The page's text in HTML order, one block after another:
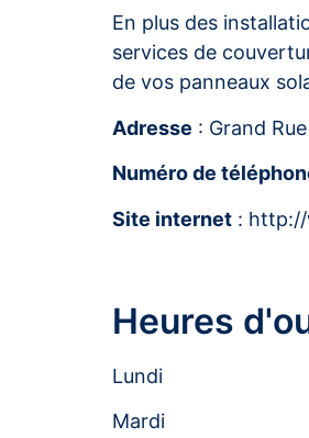
En plus des
services de
de vos panneaux
Adresse : Grand
Numéro de
Site internet :
Heures
Lundi
Mardi